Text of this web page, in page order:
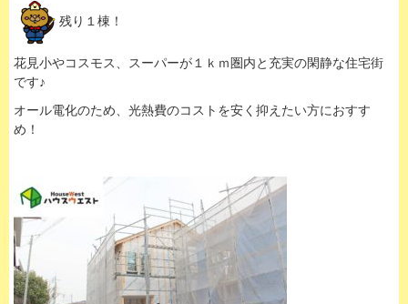
残り１棟！
花見小やコスモス、スーパーが１ｋｍ圏内と充実の閑静な住宅街
です♪
オール電化のため、光熱費のコストを安く抑えたい方におすす
め！